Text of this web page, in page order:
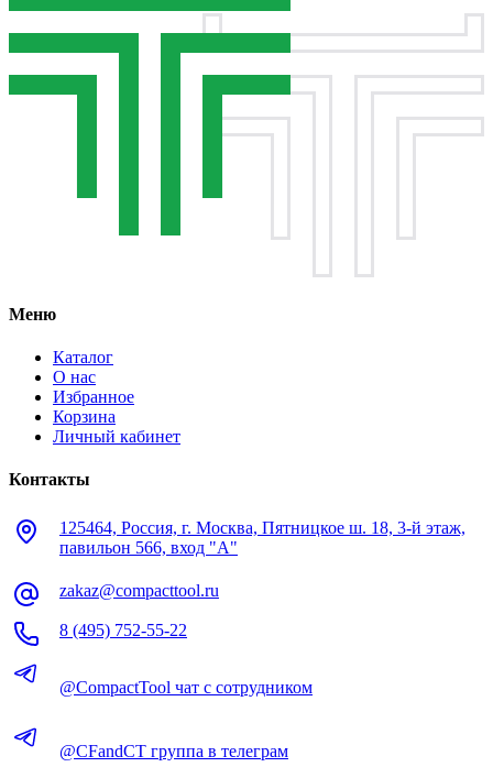
Меню
Каталог
О нас
Избранное
Корзина
Личный кабинет
Контакты
125464, Россия, г. Москва, Пятницкое ш. 18, 3-й этаж,
павильон 566, вход "А"
zakaz@compacttool.ru
8 (495) 752-55-22
@CompactTool чат с сотрудником
@CFandCT группа в телеграм